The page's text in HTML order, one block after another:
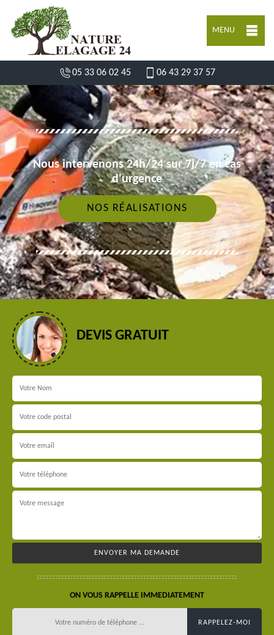
MENU
05 33 06 02 45 06 43 29 37 57
Nous intervenons 24h/24 sur 7j/7 en cas
d'urgence
NOS RÉALISATIONS
DEVIS GRATUIT
ON VOUS RAPPELLE IMMEDIATEMENT